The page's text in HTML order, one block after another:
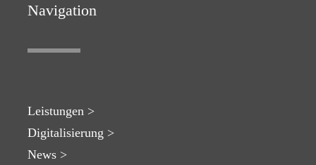
Navigation
Leistungen >
Digitalisierung >
News >